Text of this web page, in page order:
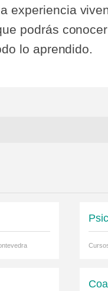
experiencia
podrás
lo aprendido.